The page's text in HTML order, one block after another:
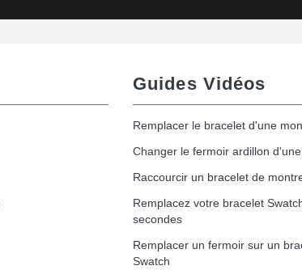
Guides Vidéos
Remplacer le bracelet d'une
Changer le fermoir ardillon
Raccourcir un bracelet de
Remplacez votre bracelet
secondes
Remplacer un fermoir sur un
Swatch